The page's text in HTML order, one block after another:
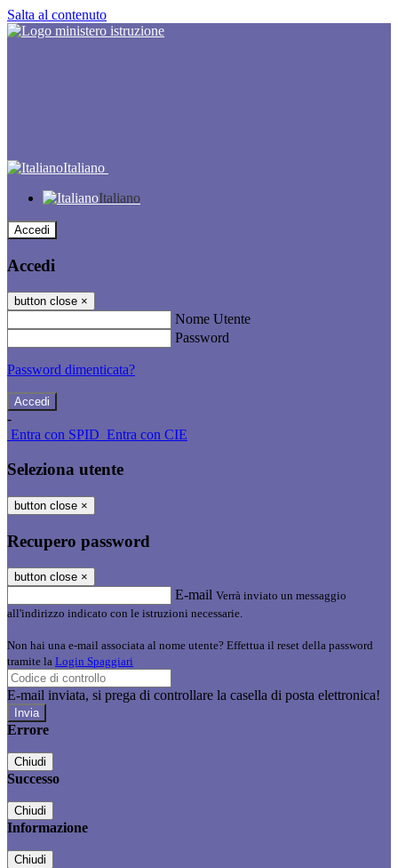
Salta al contenuto
Italiano
Italiano
Accedi
Accedi
button close ×
Nome Utente
Password
Password dimenticata?
-
Entra con SPID Entra con CIE
Seleziona utente
button close ×
Recupero password
button close ×
E-mail Verrà inviato un messaggio
all'indirizzo indicato con le istruzioni necessarie.
Non hai una e-mail associata al nome utente? Effettua il reset della password
tramite la Login Spaggiari
E-mail inviata, si prega di controllare la casella di posta elettronica!
Errore
Chiudi
Successo
Chiudi
Informazione
Chiudi